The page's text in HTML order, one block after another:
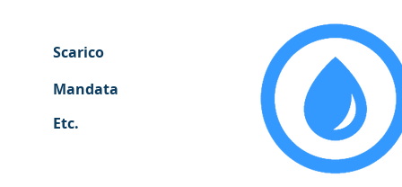
Scarico
Mandata
Etc.